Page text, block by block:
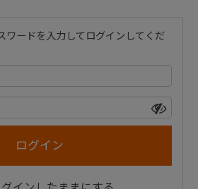
ワードを入力してログインしてくだ